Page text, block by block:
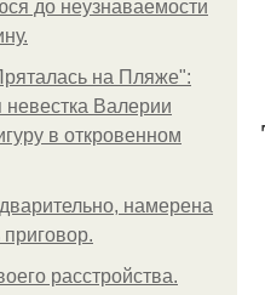
до неузнаваемости
на Пляже":
Валерии
в откровенном
намерена
расстройства.